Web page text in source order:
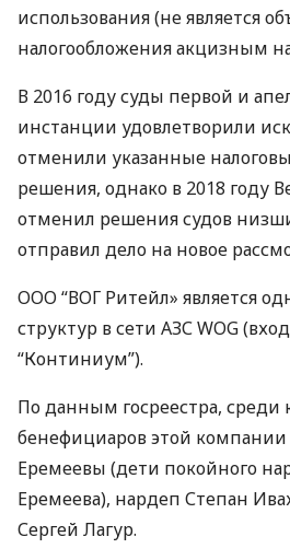
использования (не является
налогообложения акцизным
В 2016 году суды первой и
инстанции удовлетворили иск
отменили указанные
решения, однако в 2018 году
отменил решения судов
отправил дело на новое
ООО “ВОГ Ритейл» является
структур в сети АЗСWOG
“Континиум”).
По данным госреестра, среди
бенефициаров этой
Еремеевы (дети покойного
Еремеева), нардеп Степан
Сергей Лагур.